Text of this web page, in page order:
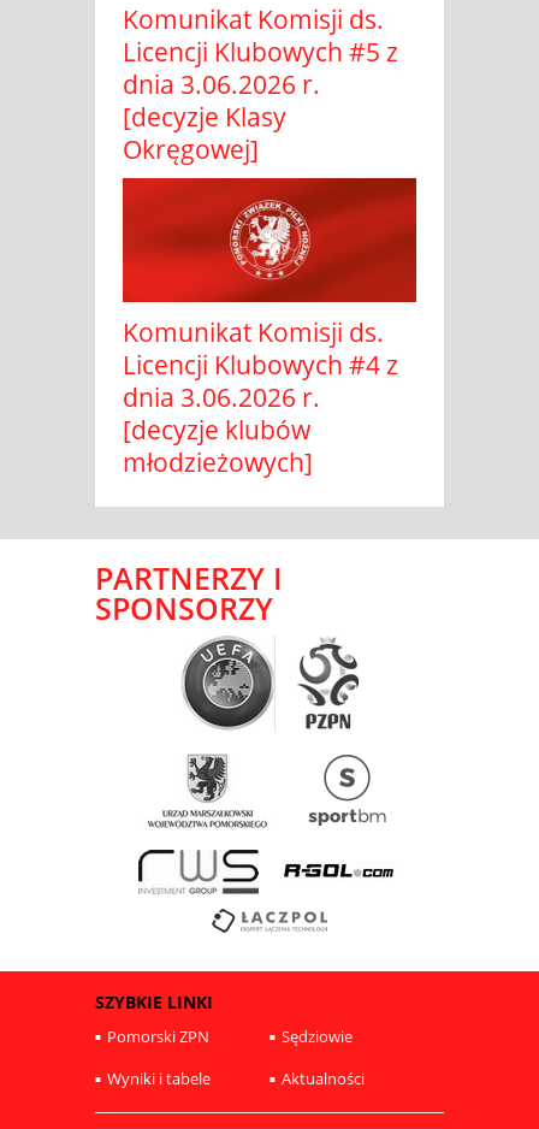
Komunikat Komisji ds.
Licencji Klubowych #5 z
dnia 3.06.2026 r.
[decyzje Klasy
Okręgowej]
Komunikat Komisji ds.
Licencji Klubowych #4 z
dnia 3.06.2026 r.
[decyzje klubów
młodzieżowych]
PARTNERZY I
SPONSORZY
SZYBKIE LINKI
Pomorski ZPN
Sędziowie
Wyniki i tabele
Aktualności